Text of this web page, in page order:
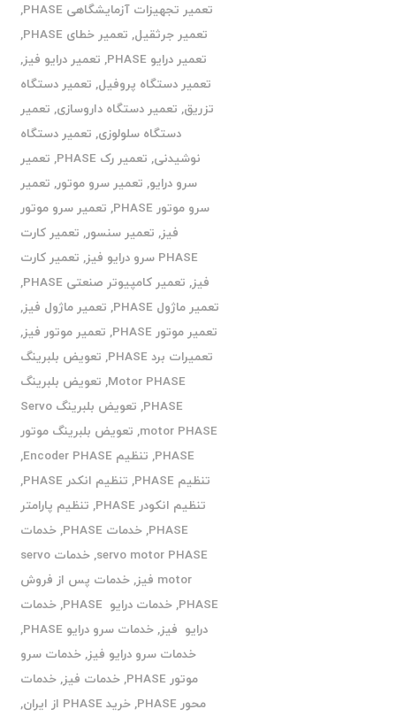
تعمیر تجهیزات آزمایشگاهی PHASE
,
تعمیر جرثقیل, تعمیر خطای PHASE
,
تعمیر درایو PHASE
, تعمیر درایو فیز,
تعمیر دستگاه پروفیل, تعمیر دستگاه
تزریق, تعمیر دستگاه داروسازی, تعمیر
دستگاه سلولوزی, تعمیر دستگاه
نوشیدنی, تعمیر رک PHASE , تعمیر
سرو درایو, تعمیر سرو موتور, تعمیر
سرو موتور PHASE
, تعمیر سرو موتور
فیز, تعمیر سنسور, تعمیر کارت
PHASE سرو درایو فیز
, تعمیر کارت
فیز, تعمیر کامپیوتر صنعتی PHASE
,
تعمیر ماژول PHASE
, تعمیر ماژول فیز,
تعمیر موتور PHASE
, تعمیر موتور فیز,
تعمیرات برد PHASE
, تعویض بلبرینگ
Motor PHASE
, تعویض بلبرینگ
PHASE
,
تعویض بلبرینگ Servo
motor PHASE
, تعویض بلبرینگ موتور
PHASE
, تنظیم Encoder PHASE
,
تنظیم PHASE
, تنظیم انکدر PHASE
,
تنظیم انکودر PHASE
, تنظیم پارامتر
PHASE
,خدمات PHASE ,خدمات
servo motor PHASE
,
خدمات servo
motor فیز
,خدمات پس از فروش
PHASE
,خدمات درایو PHASE ,خدمات
درایو فیز,خدمات سرو درایو PHASE
,
خدمات سرو درایو فیز,خدمات سرو
موتور PHASE
,خدمات فیز,خدمات
محور PHASE
,خرید PHASE از ایران ,